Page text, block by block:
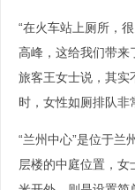
“在火车站上厕所，
高峰，这给我们带来
旅客王女士说，其实
时，女性如厕排队非
“兰州中心”是位于兰
层楼的中庭位置，